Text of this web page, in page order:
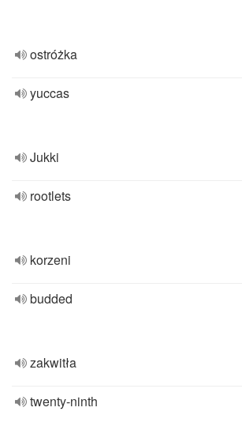
ostróżka
yuccas
Jukki
rootlets
korzeni
budded
zakwitła
twenty-ninth